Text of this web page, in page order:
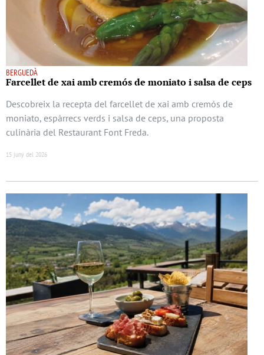
BERGUEDÀ
Farcellet de xai amb cremós de moniato i salsa de ceps
Descobreix la recepta del farcellet de xai amb cremós de
moniato, espàrrecs verds i salsa de ceps, una proposta
culinària del Restaurant Font Freda.
15 juny del 2026